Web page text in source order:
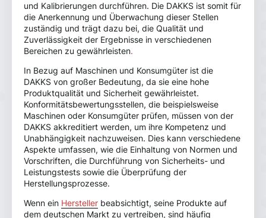
und Kalibrierungen durchführen. Die DAKKS ist somit für
die Anerkennung und Überwachung dieser Stellen
zuständig und trägt dazu bei, die Qualität und
Zuverlässigkeit der Ergebnisse in verschiedenen
Bereichen zu gewährleisten.
In Bezug auf Maschinen und Konsumgüter ist die
DAKKS von großer Bedeutung, da sie eine hohe
Produktqualität und Sicherheit gewährleistet.
Konformitätsbewertungsstellen, die beispielsweise
Maschinen oder Konsumgüter prüfen, müssen von der
DAKKS akkreditiert werden, um ihre Kompetenz und
Unabhängigkeit nachzuweisen. Dies kann verschiedene
Aspekte umfassen, wie die Einhaltung von Normen und
Vorschriften, die Durchführung von Sicherheits- und
Leistungstests sowie die Überprüfung der
Herstellungsprozesse.
Wenn ein Hersteller beabsichtigt, seine Produkte auf
dem deutschen Markt zu vertreiben, sind häufig